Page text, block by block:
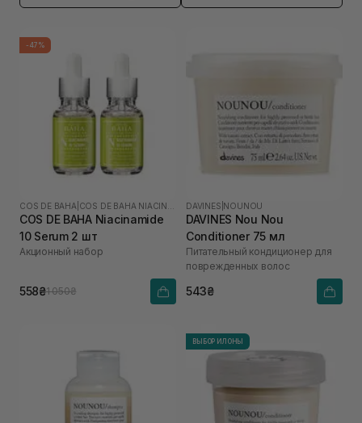
-47%
COS DE BAHA
COS DE BAHA Niacinamide
10 Serum 2 шт
Акционный набор
558₴1 050₴
DAVINES NOUNOU
DAVINES Nou Nou
Conditioner 75 мл
Питательный кондиционер для
поврежденных волос
543₴
ВЫБОР ИЛОНЫ